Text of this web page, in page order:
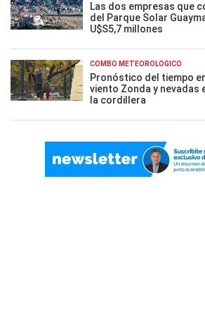
Las dos empresas que
del Parque Solar
U$S5,7 millones
COMBO METEOROLÓGICO
Pronóstico del tiempo
viento Zonda y nevadas
la cordillera